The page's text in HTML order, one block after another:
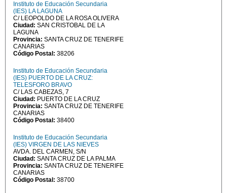
Instituto de Educación Secundaria
(IES) LA LAGUNA
C/ LEOPOLDO DE LA ROSA OLIVERA
Ciudad: SAN CRISTOBAL DE LA
LAGUNA
Provincia: SANTA CRUZ DE TENERIFE
CANARIAS
Código Postal: 38206
Instituto de Educación Secundaria
(IES) PUERTO DE LA CRUZ:
TELESFORO BRAVO
C/ LAS CABEZAS, 7
Ciudad: PUERTO DE LA CRUZ
Provincia: SANTA CRUZ DE TENERIFE
CANARIAS
Código Postal: 38400
Instituto de Educación Secundaria
(IES) VIRGEN DE LAS NIEVES
AVDA. DEL CARMEN, S/N
Ciudad: SANTA CRUZ DE LA PALMA
Provincia: SANTA CRUZ DE TENERIFE
CANARIAS
Código Postal: 38700